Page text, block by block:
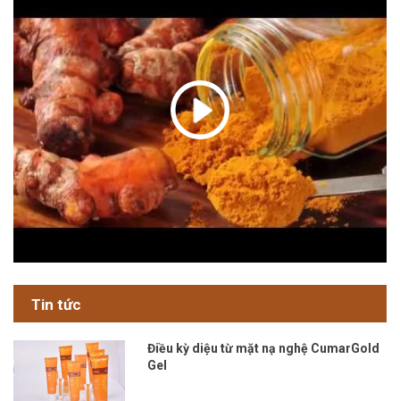
Tin tức
Điều kỳ diệu từ mặt nạ nghệ CumarGold
Gel